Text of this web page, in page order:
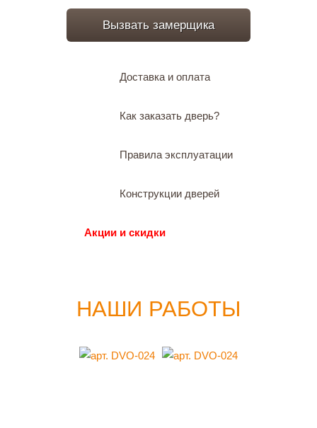
Вызвать замерщика
Доставка и оплата
Как заказать дверь?
Правила эксплуатации
Конструкции дверей
Акции и скидки
НАШИ РАБОТЫ